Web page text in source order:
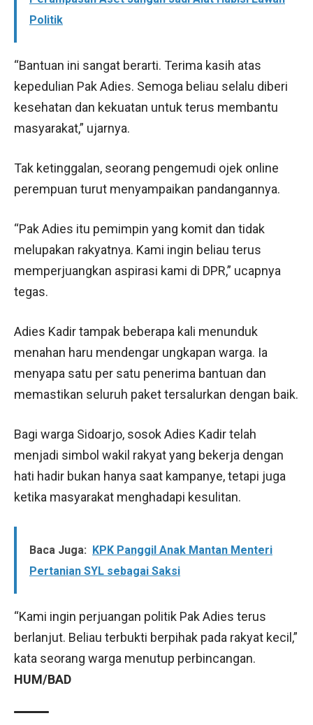
Politik
“Bantuan ini sangat berarti. Terima kasih atas
kepedulian Pak Adies. Semoga beliau selalu diberi
kesehatan dan kekuatan untuk terus membantu
masyarakat,” ujarnya.
Tak ketinggalan, seorang pengemudi ojek online
perempuan turut menyampaikan pandangannya.
“Pak Adies itu pemimpin yang komit dan tidak
melupakan rakyatnya. Kami ingin beliau terus
memperjuangkan aspirasi kami di DPR,” ucapnya
tegas.
Adies Kadir tampak beberapa kali menunduk
menahan haru mendengar ungkapan warga. Ia
menyapa satu per satu penerima bantuan dan
memastikan seluruh paket tersalurkan dengan baik.
Bagi warga Sidoarjo, sosok Adies Kadir telah
menjadi simbol wakil rakyat yang bekerja dengan
hati hadir bukan hanya saat kampanye, tetapi juga
ketika masyarakat menghadapi kesulitan.
Baca Juga:
KPK Panggil Anak Mantan Menteri
Pertanian SYL sebagai Saksi
“Kami ingin perjuangan politik Pak Adies terus
berlanjut. Beliau terbukti berpihak pada rakyat kecil,”
kata seorang warga menutup perbincangan.
HUM/BAD